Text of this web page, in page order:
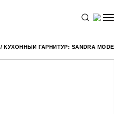
/ КУХОННЫЙ ГАРНИТУР: SANDRA